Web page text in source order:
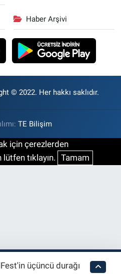
Haber Arşivi
© 2022. Her hakkı saklıdır.
TE Bilişim
için çerezlerden
tıklayın. Tamam
üçüncü durağı